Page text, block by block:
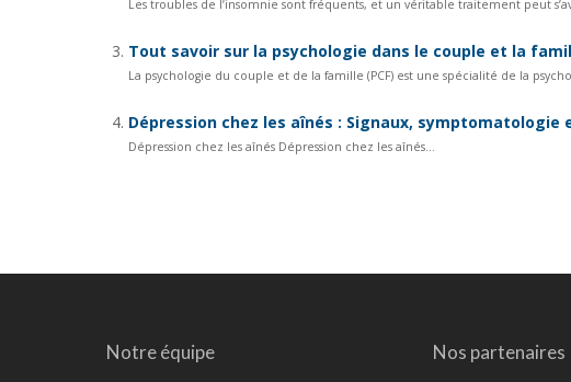
Les troubles de l’insomnie sont fréquents, et un véritable traitement peut
Tout savoir sur la psychologie dans le couple et la
La psychologie du couple et de la famille (PCF) est une spécialité de la
Dépression chez les aînés : Signaux, symptomatologie
Dépression chez les aînés Dépression chez les aînés...
Notre équipe Nos partenaires